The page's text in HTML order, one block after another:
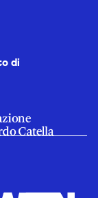
di